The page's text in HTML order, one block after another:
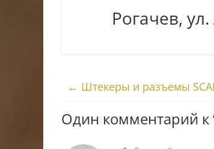
Рогачев,
← Штекеры и разъемы
Один комментарий к